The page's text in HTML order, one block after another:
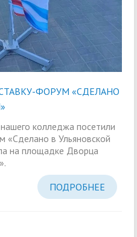
ФОРУМ «СДЕЛАНО
колледжа посетили
«Сделано в Ульяновской
на площадке Дворца
ПОДРОБНЕЕ